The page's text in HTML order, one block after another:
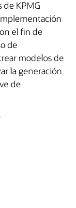
de KPMG
el fin de
de
modelos de
la generación
de